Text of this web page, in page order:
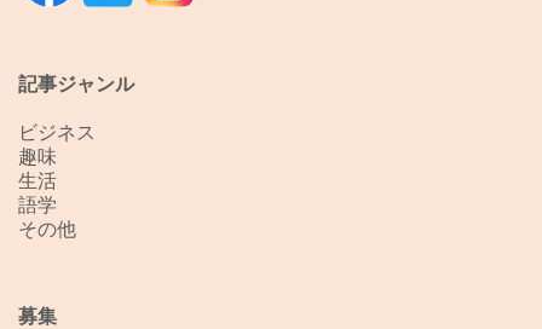
記事ジャンル
ビジネス
趣味
生活
語学
その他
募集